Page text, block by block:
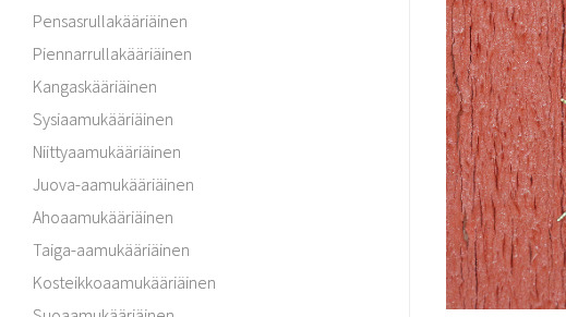
Pensasrullakääriäinen
Piennarrullakääriäinen
Kangaskääriäinen
Sysiaamukääriäinen
Niittyaamukääriäinen
Juova-aamukääriäinen
Ahoaamukääriäinen
Taiga-aamukääriäinen
Kosteikkoaamukääriäinen